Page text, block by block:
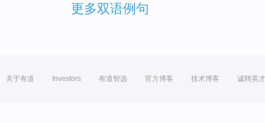
更多双语例句
关于有道 Investors 有道智选 官方博客 技术博客 诚聘英才